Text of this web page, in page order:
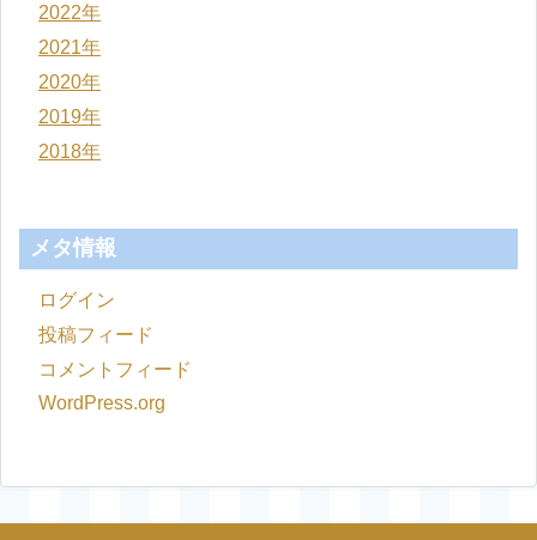
2022年
2021年
2020年
2019年
2018年
メタ情報
ログイン
投稿フィード
コメントフィード
WordPress.org